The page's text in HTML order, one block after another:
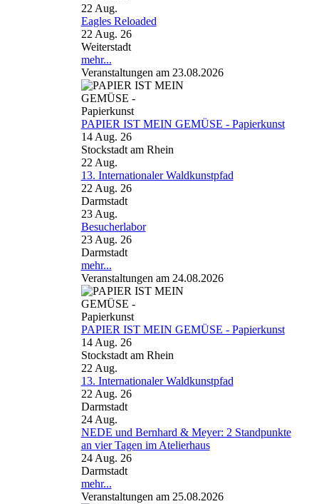
22 Aug.
Eagles Reloaded
22 Aug. 26
Weiterstadt
mehr...
Veranstaltungen am 23.08.2026
PAPIER IST MEIN GEMÜSE - Papierkunst
14 Aug. 26
Stockstadt am Rhein
22 Aug.
13. Internationaler Waldkunstpfad
22 Aug. 26
Darmstadt
23 Aug.
Besucherlabor
23 Aug. 26
Darmstadt
mehr...
Veranstaltungen am 24.08.2026
PAPIER IST MEIN GEMÜSE - Papierkunst
14 Aug. 26
Stockstadt am Rhein
22 Aug.
13. Internationaler Waldkunstpfad
22 Aug. 26
Darmstadt
24 Aug.
NEDE und Bernhard & Meyer: 2 Standpunkte
an vier Tagen im Atelierhaus
24 Aug. 26
Darmstadt
mehr...
Veranstaltungen am 25.08.2026